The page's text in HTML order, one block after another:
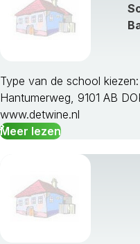
Type van de school
Hantumerweg, 9101 AB
www.detwine.nl
Meer lezen